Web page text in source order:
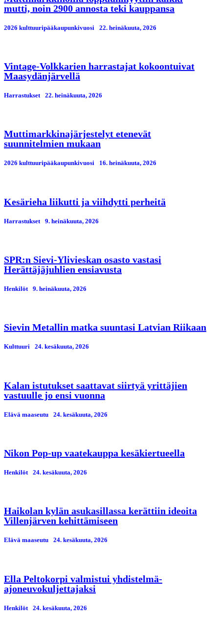
mutti, noin 2900 annosta teki kauppansa
2026 kulttuuripääkaupunkivuosi 22. heinäkuuta, 2026
Vintage-Volkkarien harrastajat kokoontuivat
Maasydänjärvellä
Harrastukset 22. heinäkuuta, 2026
Muttimarkkinajärjestelyt etenevät
suunnitelmien mukaan
2026 kulttuuripääkaupunkivuosi 16. heinäkuuta, 2026
Kesärieha liikutti ja viihdytti perheitä
Harrastukset 9. heinäkuuta, 2026
SPR:n Sievi-Ylivieskan osasto vastasi
Herättäjäjuhlien ensiavusta
Henkilöt 9. heinäkuuta, 2026
Sievin Metallin matka suuntasi Latvian Riikaan
Kulttuuri 24. kesäkuuta, 2026
Kalan istutukset saattavat siirtyä yrittäjien
vastuulle jo ensi vuonna
Elävä maaseutu 24. kesäkuuta, 2026
Nikon Pop-up vaatekauppa kesäkiertueella
Henkilöt 24. kesäkuuta, 2026
Haikolan kylän asukasillassa kerättiin ideoita
Villenjärven kehittämiseen
Elävä maaseutu 24. kesäkuuta, 2026
Ella Peltokorpi valmistui yhdistelmä-
ajoneuvokuljettajaksi
Henkilöt 24. kesäkuuta, 2026